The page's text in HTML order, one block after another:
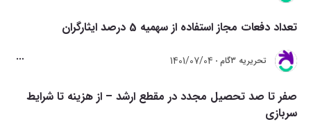
تعداد دفعات مجاز استفاده از سهمیه 5 درصد ایثارگران
تحريريه 3گام 1401/07/04
صفر تا صد تحصیل مجدد در مقطع ارشد – از هزینه تا شرایط
سربازی